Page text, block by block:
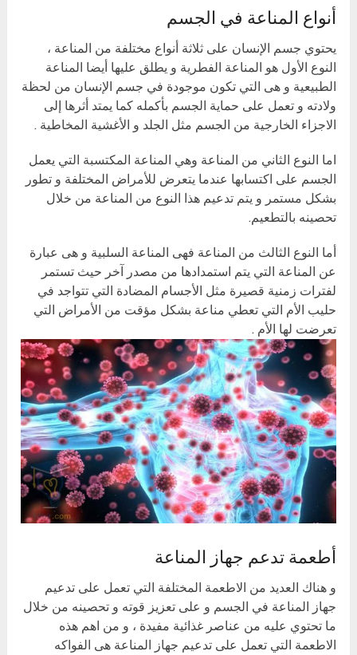
أنواع المناعة في الجسم
يحتوي جسم الإنسان على ثلاثة أنواع مختلفة من المناعة ،
النوع الأول هو المناعة الفطرية و يطلق عليها أيضا المناعة
الطبيعية و هى التي تكون موجودة في جسم الإنسان من لحظة
ولادته و تعمل على حماية الجسم بأكمله كما يمتد أثرها إلى
الاجزاء الخارجية من الجسم مثل الجلد و الأغشية المخاطية .
اما النوع الثاني من المناعة وهي المناعة المكتسبة التي يعمل
الجسم على اكتسابها عندما يتعرض للأمراض المختلفة و تطور
بشكل مستمر و يتم تدعيم هذا النوع من المناعة من خلال
تحصينه بالتطعيم.
أما النوع الثالث من المناعة فهى المناعة السلبية و هى عبارة
عن المناعة التي يتم استمدادها من مصدر آخر حيث تستمر
لفترات زمنية قصيرة مثل الأجسام المضادة التي تتواجد في
حليب الأم التي تعطي مناعة بشكل مؤقت من الأمراض التي
تعرضت لها الأم .
أطعمة تدعم جهاز المناعة
و هناك العديد من الاطعمة المختلفة التي تعمل على تدعيم
جهاز المناعة في الجسم و على تعزيز قوته و تحصينه من خلال
ما تحتوي عليه من عناصر غذائية مفيدة ، و من اهم هذه
الاطعمة التي تعمل على تدعيم جهاز المناعة هى الفواكه